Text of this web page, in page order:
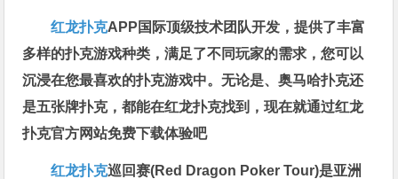
红龙扑克APP国际顶级技术团队开发，提供了丰富
多样的扑克游戏种类，满足了不同玩家的需求，您可以
沉浸在您最喜欢的扑克游戏中。无论是、奥马哈扑克还
是五张牌扑克，都能在红龙扑克找到，现在就通过红龙
扑克官方网站免费下载体验吧
红龙扑克巡回赛​(Red Dragon Poker Tour)是亚洲